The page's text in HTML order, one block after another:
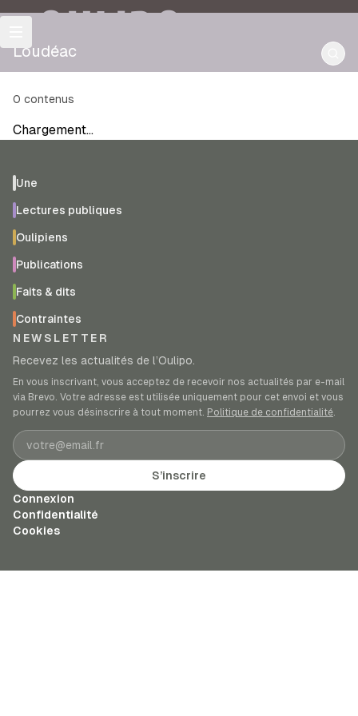
OULIPO
Loudéac
0 contenus
Chargement…
Une
Lectures publiques
Oulipiens
Publications
Faits & dits
Contraintes
NEWSLETTER
Recevez les actualités de l’Oulipo.
En vous inscrivant, vous acceptez de recevoir nos actualités par e-mail
via Brevo. Votre adresse est utilisée uniquement pour cet envoi et vous
pourrez vous désinscrire à tout moment. Politique de confidentialité.
Adresse e-mail
S’inscrire
Connexion
Confidentialité
Cookies